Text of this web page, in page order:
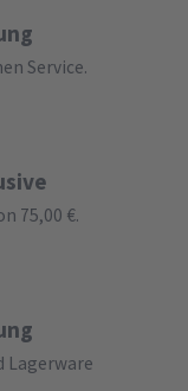
Service.
75,00 €.
Lagerware